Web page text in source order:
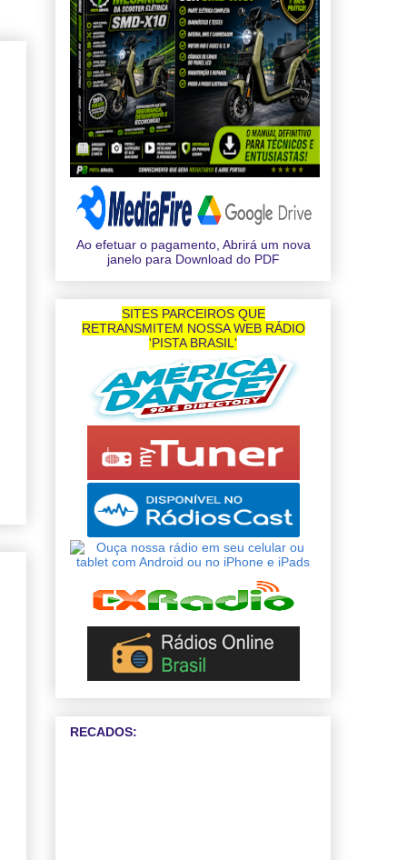
Ao efetuar o pagamento, Abrirá um nova
janelo para Download do PDF
SITES PARCEIROS QUE
RETRANSMITEM NOSSA WEB RÁDIO
'PISTA BRASIL'
RECADOS: